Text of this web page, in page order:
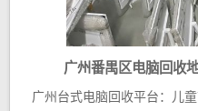
广州番禺区电脑回收
广州台式电脑回收平台：儿